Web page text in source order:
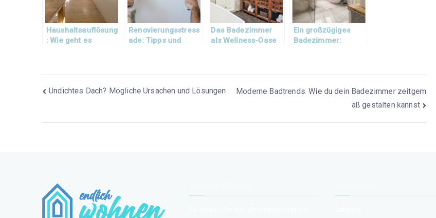
Haushaltsauflösung
: Wie geht es
Renovierungsstress
ade: Tipps und
Das Badezimmer
als Wellness-Oase
Ein großzügiges
Badezimmer:
Beitragsnavigation
Undichtes Dach? Mögliche Ursachen und Lösungen
Moderne Badtrends: Wie du dein Badezimmer zeitgem
äß gestalten kannst